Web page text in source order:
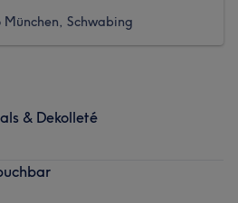
Schwabing
& Dekolleté